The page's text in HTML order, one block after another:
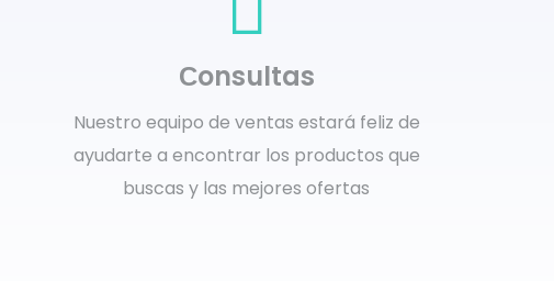
Сonsultas
Nuestro equipo de ventas estará feliz de
ayudarte a encontrar los productos que
buscas y las mejores ofertas